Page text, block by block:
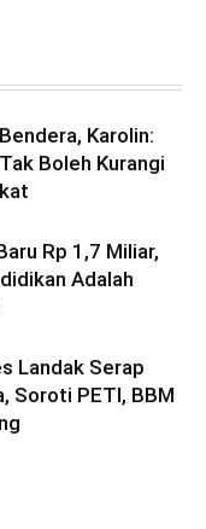
Karolin:
Boleh Kurangi
Rp 1,7 Miliar,
Adalah
Landak Serap
Soroti PETI, BBM